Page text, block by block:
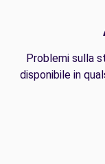
Problemi sulla
disponibile in